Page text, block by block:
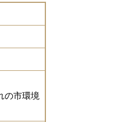
の市環境